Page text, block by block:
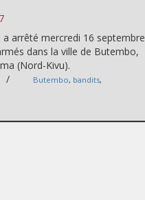
arrêté mercredi 16 septembre
dans la ville de Butembo,
(Nord-Kivu).
/ Butembo, bandits,